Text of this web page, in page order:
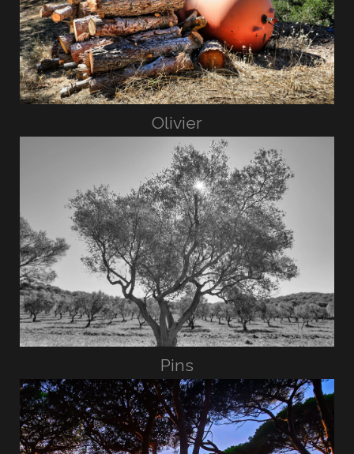
Olivier
Pins